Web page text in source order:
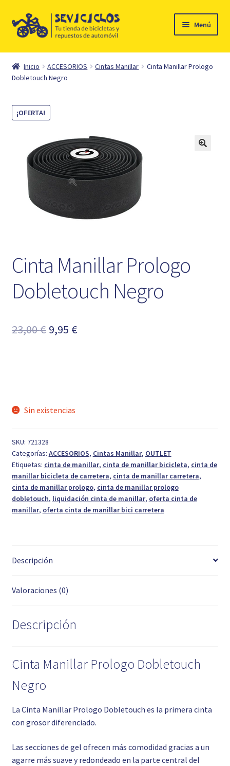
Ir
Ir
al
Menú
Inicio
Ciclismo
Automóvil
Contacto
Inicio ACCESORIOS Cintas Manillar
Cinta Manillar Prologo
Dobletouch Negro
¡OFERTA!
Cinta Manillar Prologo
Dobletouch Negro
23,00€ El
9,95 €El
Sin existencias
SKU: 721328
Categorías: ACCESORIOS, Cintas Manillar, OUTLET
Etiquetas: cinta de manillar, cinta de manillar bicicleta, cinta de
manillar bicicleta de carretera, cinta de manillar carretera,
cinta de manillar prologo, cinta de manillar prologo
dobletouch, liquidación cinta de manillar, oferta cinta de
manillar, oferta cinta de manillar bici carretera
Descripción
Valoraciones (0)
Descripción
Cinta Manillar Prologo Dobletouch
Negro
La Cinta Manillar Prologo Dobletouch es la primera cinta
con grosor diferenciado.
Las secciones de gel ofrecen más comodidad gracias a un
agarre más suave y redondeado en la parte central del